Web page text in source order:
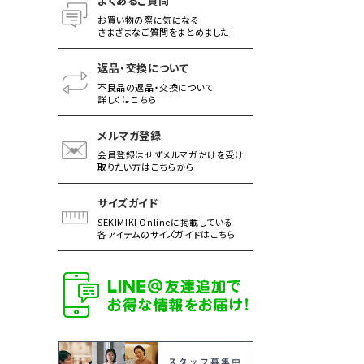
お買い物の際に気になる
さまざまなご質問をまとめました
返品・交換について
不良品の返品・交換について
詳しくはこちら
メルマガ登録
会員登録はせずメルマガだけを受け
取りたい方はこちらから
サイズガイド
SEKIMIKI Onlineに掲載している
各アイテムのサイズガイドはこちら